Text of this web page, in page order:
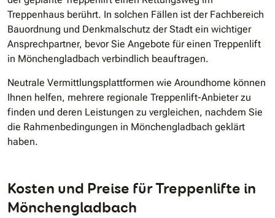
Treppenhaus berührt. In solchen Fällen ist der Fachbereich
Bauordnung und Denkmalschutz der Stadt ein wichtiger
Ansprechpartner, bevor Sie Angebote für einen Treppenlift
in Mönchengladbach verbindlich beauftragen.
Neutrale Vermittlungsplattformen wie Aroundhome können
Ihnen helfen, mehrere regionale Treppenlift-Anbieter zu
finden und deren Leistungen zu vergleichen, nachdem Sie
die Rahmenbedingungen in Mönchengladbach geklärt
haben.
Kosten und Preise für Treppenlifte in
Mönchengladbach